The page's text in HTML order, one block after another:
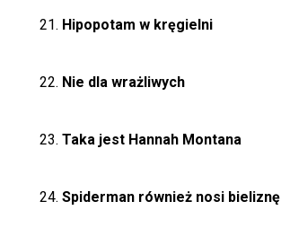
Hipopotam w kręgielni
Nie dla wrażliwych
Taka jest Hannah Montana
Spiderman również nosi bieliznę